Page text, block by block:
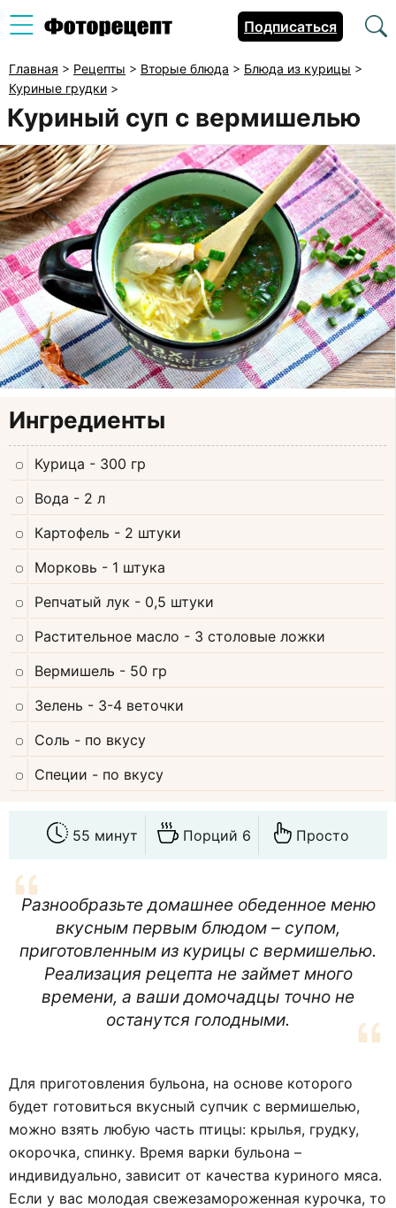
Подписаться
Главная > Рецепты > Вторые блюда > Блюда из курицы >
Куриные грудки >
Куриный суп с вермишелью
Ингредиенты
Курица - 300 гр
Вода - 2 л
Картофель - 2 штуки
Морковь - 1 штука
Репчатый лук - 0,5 штуки
Растительное масло - 3 столовые ложки
Вермишель - 50 гр
Зелень - 3-4 веточки
Соль - по вкусу
Специи - по вкусу
55 минут Порций 6 Просто
Разнообразьте домашнее обеденное меню
вкусным первым блюдом – супом,
приготовленным из курицы с вермишелью.
Реализация рецепта не займет много
времени, а ваши домочадцы точно не
останутся голодными.
Для приготовления бульона, на основе которого
будет готовиться вкусный супчик с вермишелью,
можно взять любую часть птицы: крылья, грудку,
окорочка, спинку. Время варки бульона –
индивидуально, зависит от качества куриного мяса.
Если у вас молодая свежезамороженная курочка, то